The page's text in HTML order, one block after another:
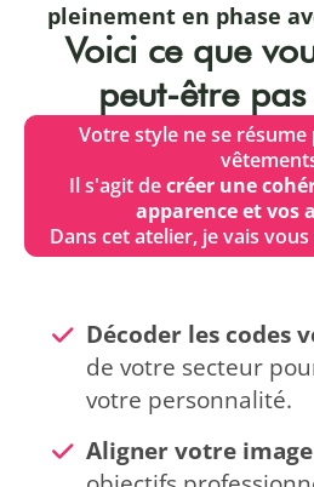
pleinement en phase
Voici ce que
peut-être
Votre style ne se résume
Il s'agit decréer une
apparence et vos
Dans cet atelier, je vais
Décoder les codes
de votre secteur
votre personnalité.
Aligner votre image